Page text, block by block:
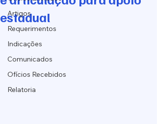
Artigos
Requerimentos
Indicações
Comunicados
Ofícios Recebidos
Relatoria
estadual